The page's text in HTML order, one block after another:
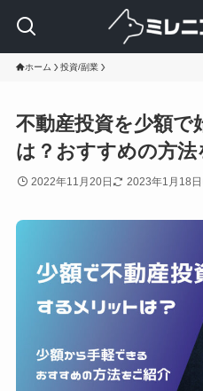
ホーム 投資/副業
不動産投資を少額で
は？おすすめの方法
2022年11月20日 2023年1月18日